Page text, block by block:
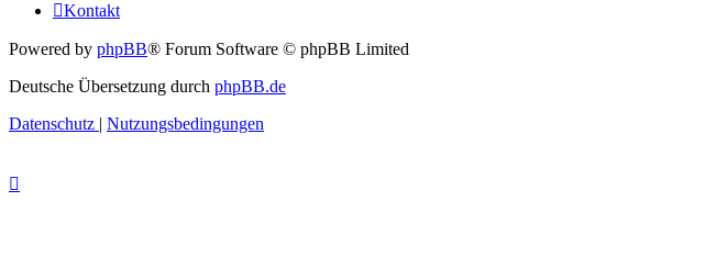
Kontakt
Powered by phpBB® Forum Software © phpBB Limited
Deutsche Übersetzung durch phpBB.de
Datenschutz | Nutzungsbedingungen